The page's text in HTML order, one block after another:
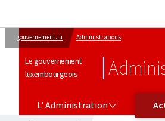
gouvernement.lu Administrations
Le gouvernement
luxembourgeois
L' Administration